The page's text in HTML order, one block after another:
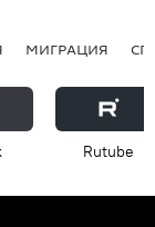
МИГРАЦИЯ
Rutube